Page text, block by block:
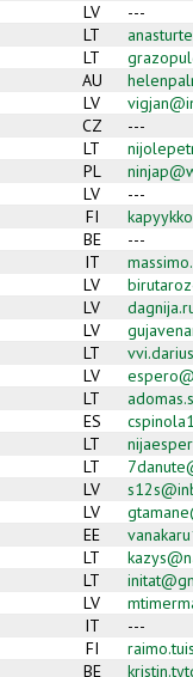
sends
e-
mail)
LV
---
LT
LT
AU
LV
CZ
---
LT
PL
LV
---
FI
BE
---
IT
LV
LV
LV
LT
LV
LT
ES
LT
LT
LV
LV
EE
LT
LT
LV
IT
---
FI
BE